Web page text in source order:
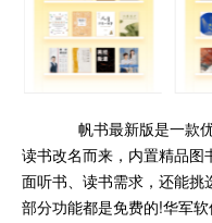
帆书最新版是一款
读书改名而来，内置精品
面听书、读书需求，还能
部分功能都是免费的!华军